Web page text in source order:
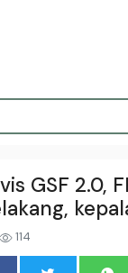
GSF 2.0,
114